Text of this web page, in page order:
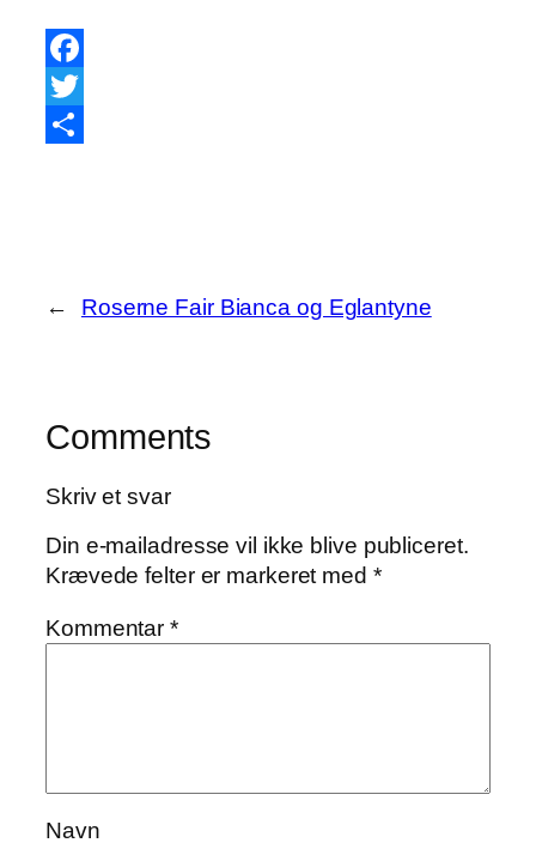
Facebook
Twitter
← Roserne Fair Bianca og Eglantyne
Comments
Skriv et svar
Din e-mailadresse vil ikke blive publiceret.
Krævede felter er markeret med *
Kommentar*
Navn